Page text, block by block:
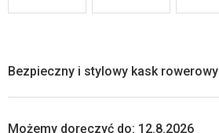
Możemy doręczyć do: 12.8.2026
Bezpieczny i stylowy kask rowerowy